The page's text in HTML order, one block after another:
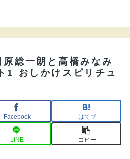
総一朗と高橋みなみ
1 おしかけスピリチュ
Facebook はてブ
LINE コピー